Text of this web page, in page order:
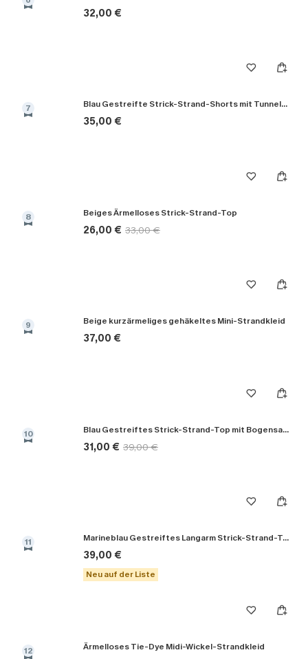
32,00 €
7 Blau Gestreifte Strick-Strand-Shorts mit Tunnelzug
35,00 €
8 Beiges Ärmelloses Strick-Strand-Top
26,00 € 33,00 €
9 Beige kurzärmeliges gehäkeltes Mini-Strandkleid
37,00 €
10 Blau Gestreiftes Strick-Strand-Top mit Bogensaum
31,00 € 39,00 €
11 Marineblau Gestreiftes Langarm Strick-Strand-Top
39,00 €
Neu auf der Liste
12 Ärmelloses Tie-Dye Midi-Wickel-Strandkleid